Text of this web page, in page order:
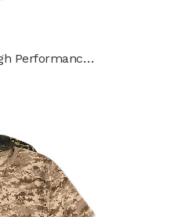
Polera polo Asian Fit High Performance TRU-SPEC®